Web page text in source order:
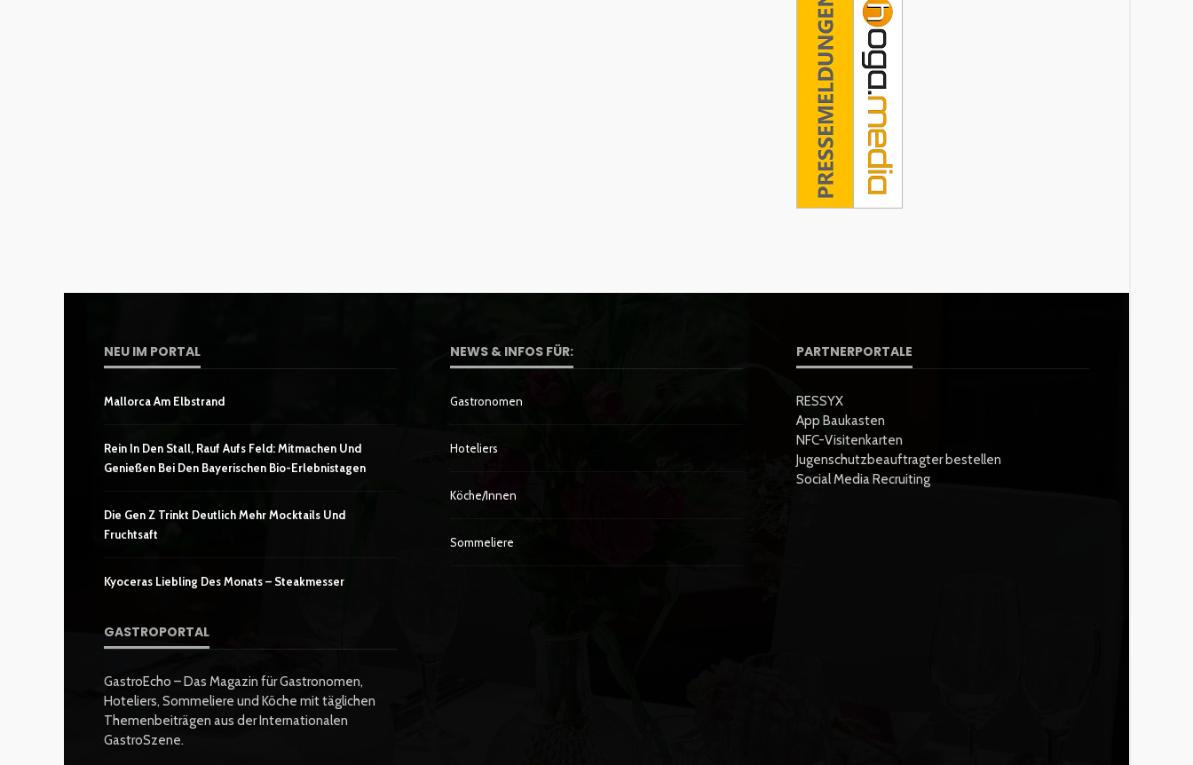
NEU IM PORTAL
Mallorca Am Elbstrand
Rein In Den Stall, Rauf Aufs Feld: Mitmachen Und
Genießen Bei Den Bayerischen Bio-Erlebnistagen
Die Gen Z Trinkt Deutlich Mehr Mocktails Und
Fruchtsaft
Kyoceras Liebling Des Monats – Steakmesser
GASTROPORTAL
GastroEcho – Das Magazin für Gastronomen,
Hoteliers, Sommeliere und Köche mit täglichen
Themenbeiträgen aus der Internationalen
GastroSzene.
NEWS & INFOS FÜR:
Gastronomen
Hoteliers
Köche/innen
Sommeliere
PARTNERPORTALE
RESSYX
App Baukasten
NFC-Visitenkarten
Jugenschutzbeauftragter bestellen
Social Media Recruiting